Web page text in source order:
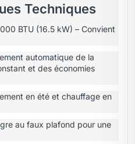
Techniques
BTU (16.5 kW) – Convient
automatique de la
et des économies
en été et chauffage en
au faux plafond pour une